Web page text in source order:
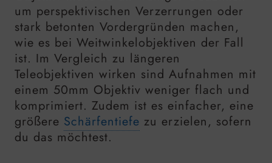
um perspektivischen Verzerrungen oder
stark betonten Vordergründen machen,
wie es bei Weitwinkelobjektiven der Fall
ist. Im Vergleich zu längeren
Teleobjektiven wirken sind Aufnahmen mit
einem 50mm Objektiv weniger flach und
komprimiert. Zudem ist es einfacher, eine
größere Schärfentiefe zu erzielen, sofern
du das möchtest.